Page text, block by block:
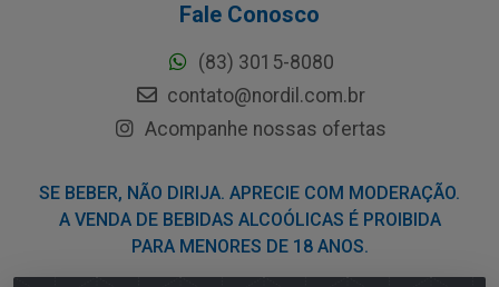
Fale Conosco
(83) 3015-8080
contato@nordil.com.br
Acompanhe nossas ofertas
SE BEBER, NÃO DIRIJA. APRECIE COM MODERAÇÃO.
A VENDA DE BEBIDAS ALCOÓLICAS É PROIBIDA
PARA MENORES DE 18 ANOS.